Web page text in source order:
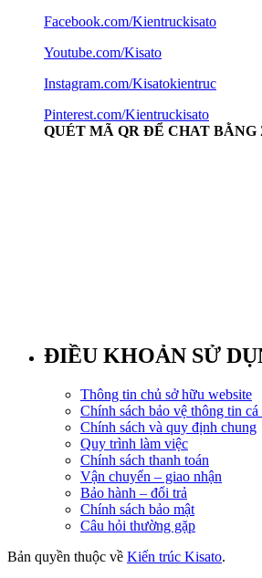
Facebook.com/Kientruckisato
Youtube.com/Kisato
Instagram.com/Kisatokientruc
Pinterest.com/Kientruckisato
QUÉT MÃ QR ĐỂ CHAT BẰNG
ĐIỀU KHOẢN SỬ
Thông tin chủ sở hữu website
Chính sách bảo vệ thông tin cá
Chính sách và quy định chung
Quy trình làm việc
Chính sách thanh toán
Vận chuyển – giao nhận
Bảo hành – đổi trả
Chính sách bảo mật
Câu hỏi thường gặp
Bản quyền thuộc về Kiến trúc Kisato.